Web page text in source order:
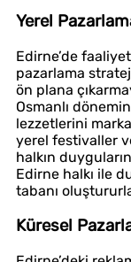
Yerel
Edirne’de
pazarlama
ön plana
Osmanlı
lezzetlerini
yerel festivaller
halkın
Edirne halkı ile
tabanı
Küresel